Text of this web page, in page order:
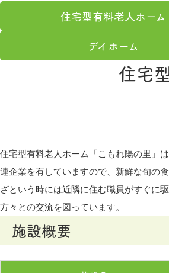
住宅型有料老人ホーム
デイホーム
住宅
住宅型有料老人ホーム「こもれ陽の里」
連企業を有していますので、新鮮な旬の
ざという時には近隣に住む職員がすぐに
方々との交流を図っています。
施設概要